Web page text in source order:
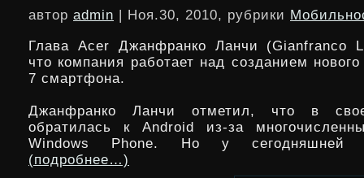
автор admin | Ноя.30, 2010, рубрики
Глава Acer Джанфранко Ланчи (Gianfranco
что компания работает над созданием
7 смартфона.
Джанфранко Ланчи отметил, что в
обратилась к Android из-за
Windows Phone. Но у сегодняшней
(подробнее…)